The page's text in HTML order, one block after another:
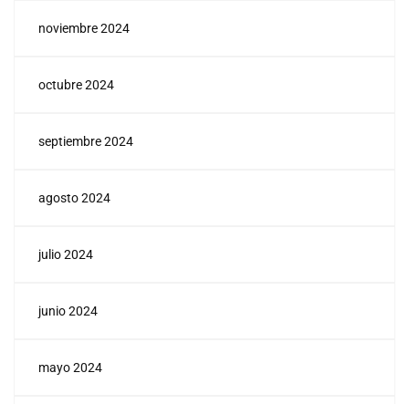
noviembre 2024
octubre 2024
septiembre 2024
agosto 2024
julio 2024
junio 2024
mayo 2024